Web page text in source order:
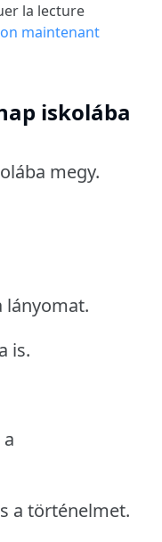
la lecture
maintenant
iskolába
megy.
lányomat.
is.
a történelmet.